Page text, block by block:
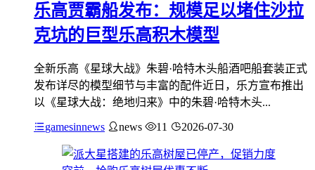
乐高贾霸船发布：规模足以堵住沙拉
克坑的巨型乐高积木模型
全新乐高《星球大战》朱碧·哈特木头船酒吧船套装正式
发布详尽的模型细节与丰富的配件近日，乐方宣布推出
以《星球大战：绝地归来》中的朱碧·哈特木头...
gamesinnews news 11 2026-07-30